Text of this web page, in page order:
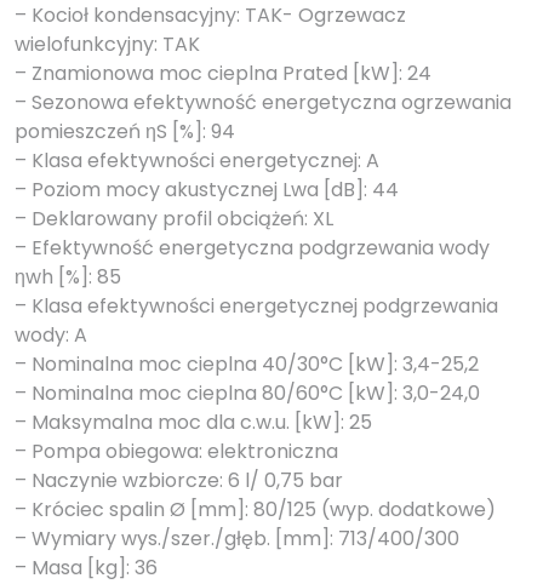
– Kocioł kondensacyjny: TAK- Ogrzewacz
wielofunkcyjny: TAK
– Znamionowa moc cieplna Prated [kW]: 24
– Sezonowa efektywność energetyczna ogrzewania
pomieszczeń ηS [%]: 94
– Klasa efektywności energetycznej: A
– Poziom mocy akustycznej Lwa [dB]: 44
– Deklarowany profil obciążeń: XL
– Efektywność energetyczna podgrzewania wody
ηwh [%]: 85
– Klasa efektywności energetycznej podgrzewania
wody: A
– Nominalna moc cieplna 40/30°C [kW]: 3,4-25,2
– Nominalna moc cieplna 80/60°C [kW]: 3,0-24,0
– Maksymalna moc dla c.w.u. [kW]: 25
– Pompa obiegowa: elektroniczna
– Naczynie wzbiorcze: 6 l/ 0,75 bar
– Króciec spalin Ø [mm]: 80/125 (wyp. dodatkowe)
– Wymiary wys./szer./głęb. [mm]: 713/400/300
– Masa [kg]: 36